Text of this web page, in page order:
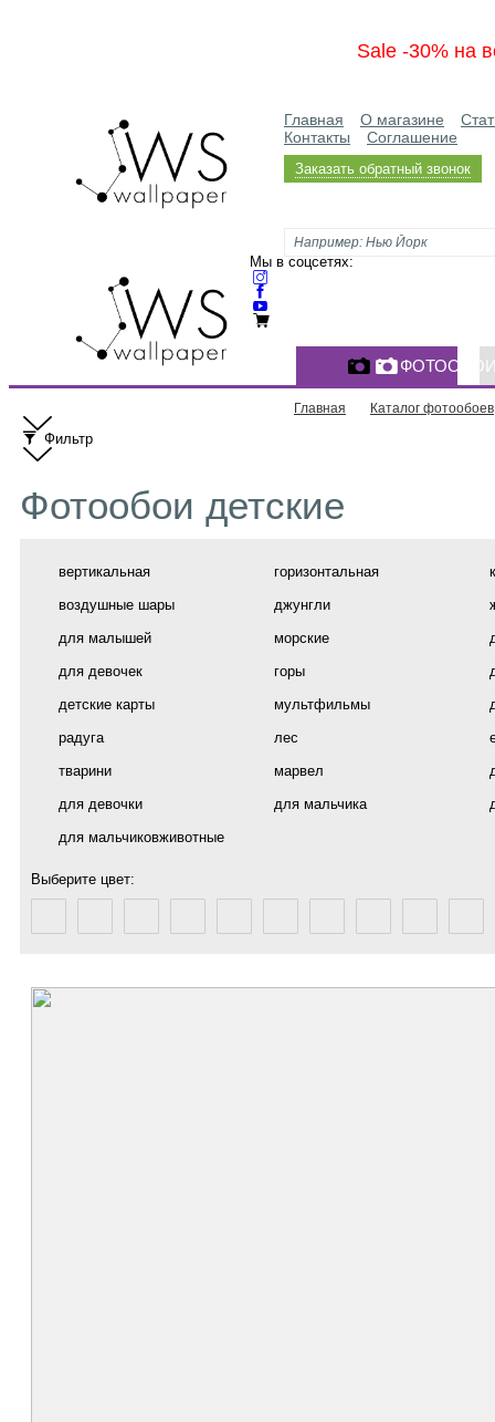
Sale -30% на
Главная О магазине
Контакты
Соглашение
Заказать обратный звонок
Мы в соцсетях:
Главная Каталог фотообоев
Фильтр
Фотообои детские
вертикальная горизонтальная
воздушные шары
джунгли
для малышей
морские
для девочек
горы
детские карты
мультфильмы
радуга
лес
тварини
марвел
для девочки
для мальчика
для мальчиковживотные
Выберите цвет: